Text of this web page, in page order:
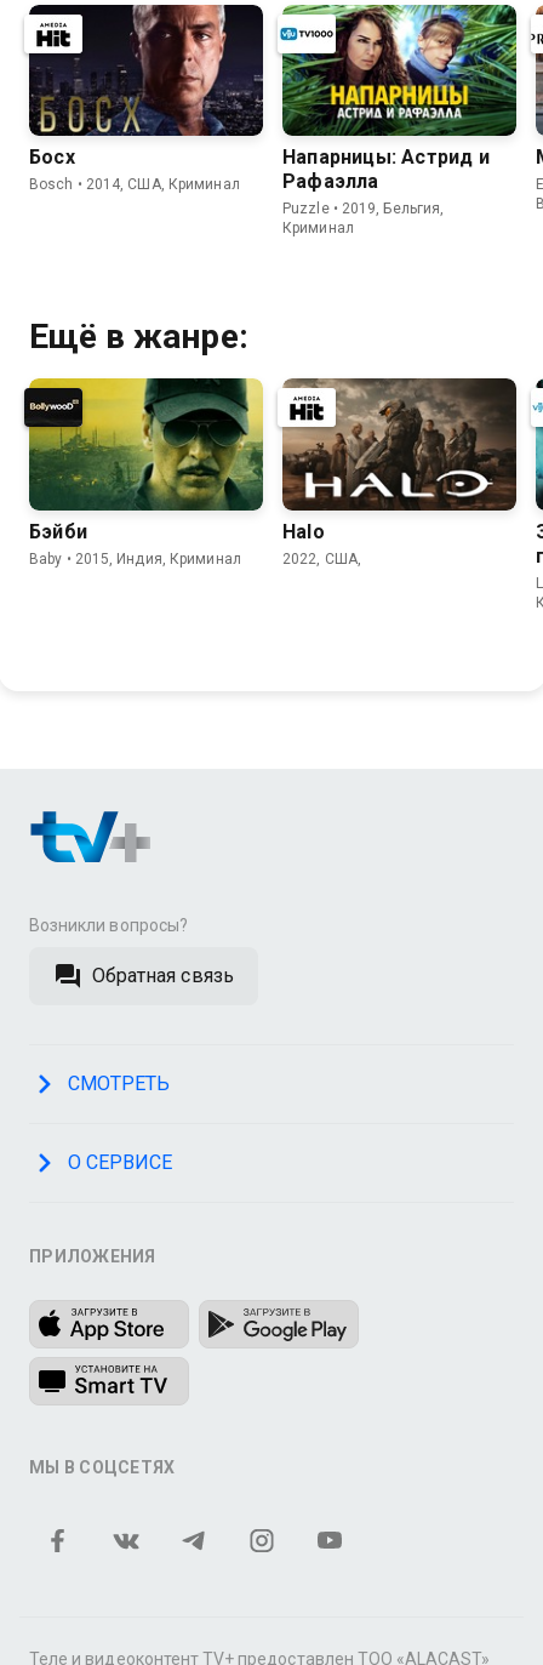
Босх
Bosch • 2014, США, Криминал
Напарницы: Астрид и
Рафаэлла
Puzzle • 2019, Бельгия,
Криминал
Ещё в жанре:
Бэйби
Baby • 2015, Индия, Криминал
Halo
2022, США,
Возникли вопросы?
Обратная связь
СМОТРЕТЬ
О СЕРВИСЕ
ПРИЛОЖЕНИЯ
МЫ В СОЦСЕТЯХ
Теле и видеоконтент TV+ предоставлен ТОО «ALACAST»